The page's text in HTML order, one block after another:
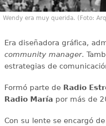
Wendy era muy querida. (Foto:
Era diseñadora gráfica,
community manager.
estrategias de
Formó parte de Radio
Radio María por más de
Con su lente se encargó